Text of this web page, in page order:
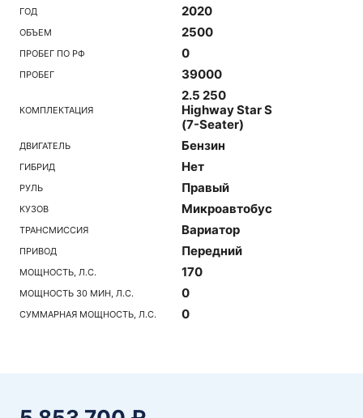
ГОД 2020
ОБЪЕМ 2500
ПРОБЕГ ПО РФ 0
ПРОБЕГ 39000
КОМПЛЕКТАЦИЯ
2.5 250
Highway Star S
(7-Seater)
ДВИГАТЕЛЬ Бензин
ГИБРИД Нет
РУЛЬ Правый
КУЗОВ Микроавтобус
ТРАНСМИССИЯ Вариатор
ПРИВОД Передний
МОЩНОСТЬ, Л.С. 170
МОЩНОСТЬ 30 МИН, Л.С. 0
СУММАРНАЯ МОЩНОСТЬ, Л.С. 0